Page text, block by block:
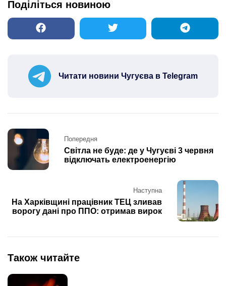
Поділіться новиною
Читати новини Чугуєва в Telegram
Post
navigation
Попередня
Світла не буде: де у Чугуєві 3 червня
відключать електроенергію
Наступна
На Харківщині працівник ТЕЦ зливав
ворогу дані про ППО: отримав вирок
Також читайте